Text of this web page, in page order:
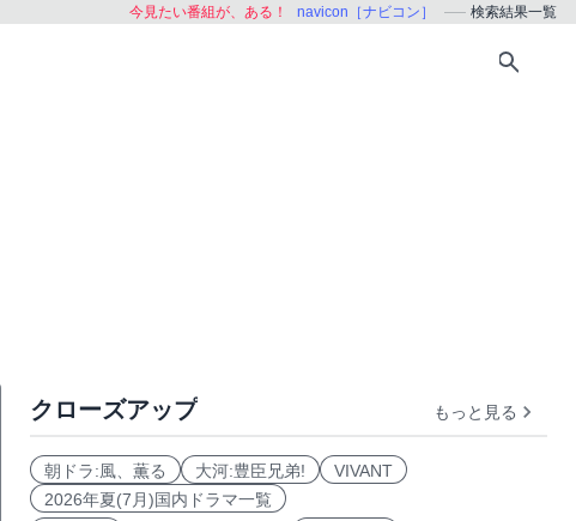
今見たい番組が、ある！ navicon［ナビコン］ 検索結果一覧
クローズアップ もっと見る
朝ドラ:風、薫る 大河:豊臣兄弟!
VIVANT
2026年夏(7月)国内ドラマ一覧